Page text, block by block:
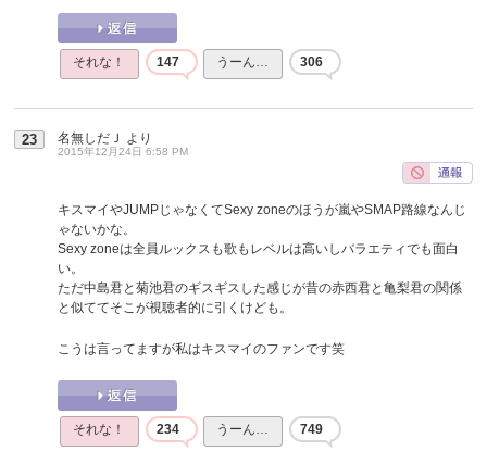
それな！ 147 うーん… 306
23 名無しだＪ より
2015年12月24日 6:58 PM
キスマイやJUMPじゃなくてSexy zoneのほうが嵐やSMAP路線なんじ
ゃないかな。
Sexy zoneは全員ルックスも歌もレベルは高いしバラエティでも面白
い。
ただ中島君と菊池君のギスギスした感じが昔の赤西君と亀梨君の関係
と似ててそこが視聴者的に引くけども。
こうは言ってますが私はキスマイのファンです笑
それな！ 234 うーん… 749